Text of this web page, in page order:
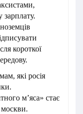
короткої
які росія
м’яса» стає